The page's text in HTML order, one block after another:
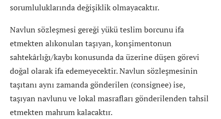
sorumluluklarında değişiklik olmayacaktır.
Navlun sözleşmesi gereği yükü teslim borcunu ifa
etmekten alıkonulan taşıyan, konşimentonun
sahtekârlığı/kaybı konusunda da üzerine düşen görevi
doğal olarak ifa edemeyecektir. Navlun sözleşmesinin
taşıtanı aynı zamanda gönderilen (consignee) ise,
taşıyan navlunu ve lokal masrafları gönderilenden tahsil
etmekten mahrum kalacaktır.